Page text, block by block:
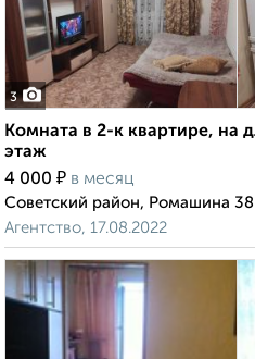
3
Комната в 2-к квартире, на
этаж
4 000 ₽ в месяц
Советский район, Ромашина 38
Агентство, 17.08.2022